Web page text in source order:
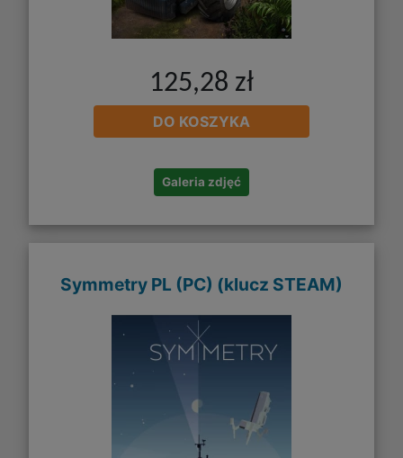
125,28 zł
DO KOSZYKA
Galeria zdjęć
Symmetry PL (PC) (klucz STEAM)